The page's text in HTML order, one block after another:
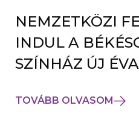
NEMZETKÖZI
INDUL A
SZÍNHÁZ ÚJ
TOVÁBB OLVASOM